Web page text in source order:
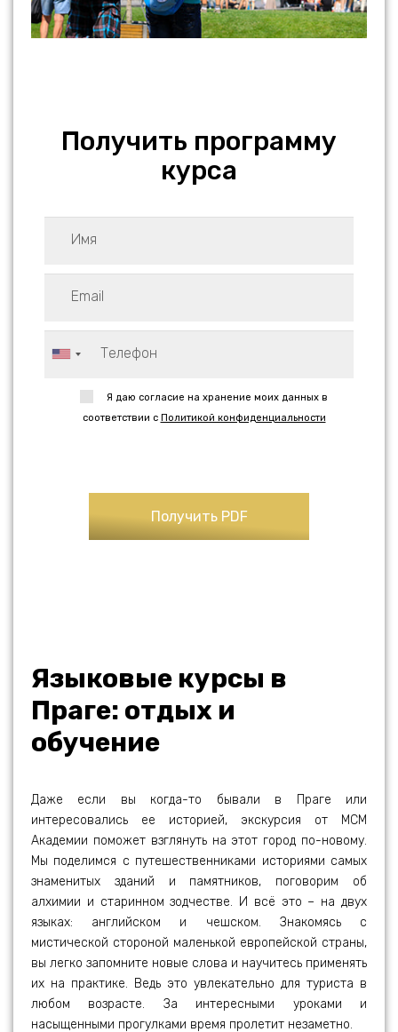
Получить программу
курса
Я даю согласие на хранение моих данных в
соответствии с Политикой конфиденциальности
Языковые курсы в
Праге: отдых и
обучение
Даже если вы когда-то бывали в Праге или
интересовались ее историей, экскурсия от МСМ
Академии поможет взглянуть на этот город по-новому.
Мы поделимся с путешественниками историями самых
знаменитых зданий и памятников, поговорим об
алхимии и старинном зодчестве. И всё это – на двух
языках: английском и чешском. Знакомясь с
мистической стороной маленькой европейской страны,
вы легко запомните новые слова и научитесь применять
их на практике. Ведь это увлекательно для туриста в
любом возрасте. За интересными уроками и
насыщенными прогулками время пролетит незаметно.